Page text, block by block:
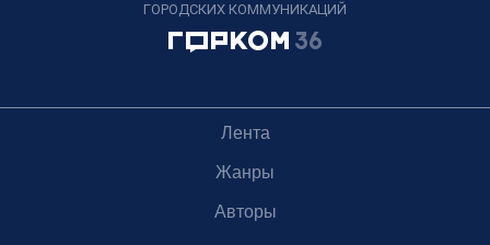
ГОРОДСКИХ КОММУНИКАЦИЙ
Лента
Жанры
Авторы